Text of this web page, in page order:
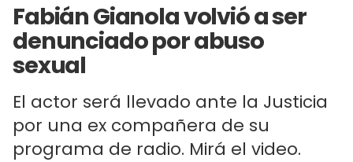
Fabián Gianola volvió a ser
denunciado por abuso
sexual
El actor será llevado ante la Justicia
por una ex compañera de su
programa de radio. Mirá el video.